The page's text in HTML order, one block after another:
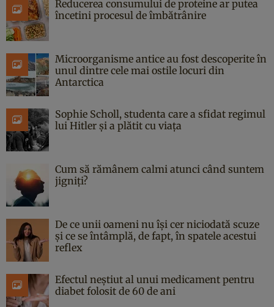
Reducerea consumului de proteine ar putea
încetini procesul de îmbătrânire
Microorganisme antice au fost descoperite în
unul dintre cele mai ostile locuri din
Antarctica
Sophie Scholl, studenta care a sfidat regimul
lui Hitler și a plătit cu viața
Cum să rămânem calmi atunci când suntem
jigniți?
De ce unii oameni nu își cer niciodată scuze
și ce se întâmplă, de fapt, în spatele acestui
reflex
Efectul neștiut al unui medicament pentru
diabet folosit de 60 de ani